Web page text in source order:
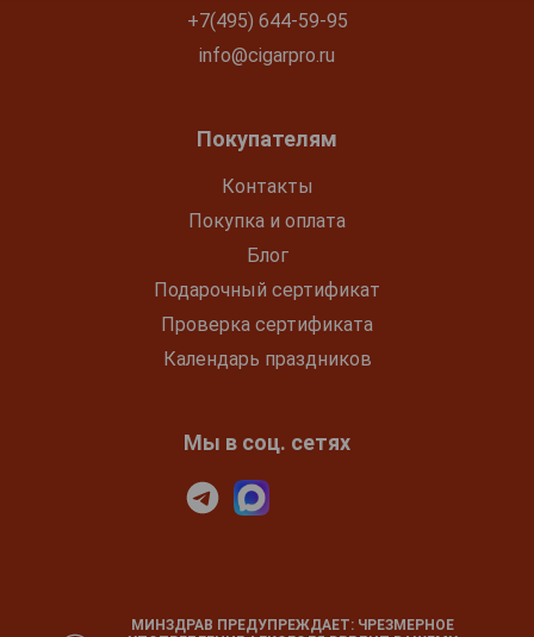
+7(495) 644-59-95
info@cigarpro.ru
Покупателям
Контакты
Покупка и оплата
Блог
Подарочный сертификат
Проверка сертификата
Календарь праздников
Мы в соц. сетях
МИНЗДРАВ ПРЕДУПРЕЖДАЕТ: ЧРЕЗМЕРНОЕ